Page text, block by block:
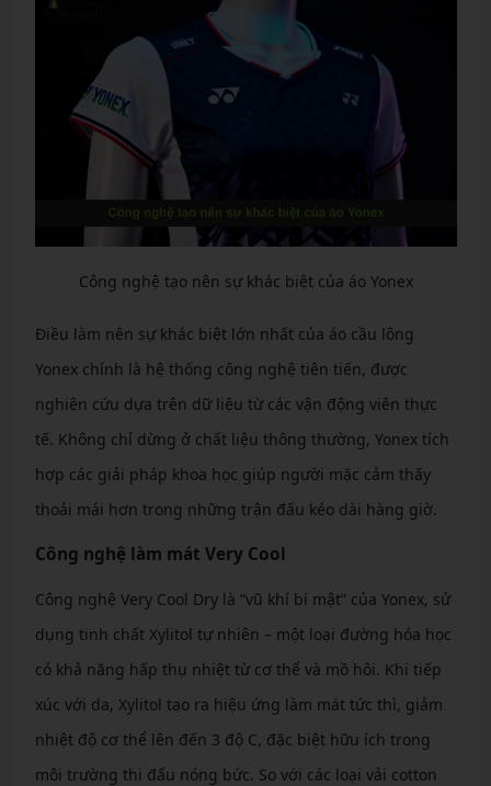
Công nghệ tạo nên sự khác biệt của áo Yonex
Điều làm nên sự khác biệt lớn nhất của áo cầu lông
Yonex chính là hệ thống công nghệ tiên tiến, được
nghiên cứu dựa trên dữ liệu từ các vận động viên thực
tế. Không chỉ dừng ở chất liệu thông thường, Yonex tích
hợp các giải pháp khoa học giúp người mặc cảm thấy
thoải mái hơn trong những trận đấu kéo dài hàng giờ.
Công nghệ làm mát Very Cool
Công nghệ Very Cool Dry là “vũ khí bí mật” của Yonex, sử
dụng tinh chất Xylitol tự nhiên – một loại đường hóa học
có khả năng hấp thụ nhiệt từ cơ thể và mồ hôi. Khi tiếp
xúc với da, Xylitol tạo ra hiệu ứng làm mát tức thì, giảm
nhiệt độ cơ thể lên đến 3 độ C, đặc biệt hữu ích trong
môi trường thi đấu nóng bức. So với các loại vải cotton